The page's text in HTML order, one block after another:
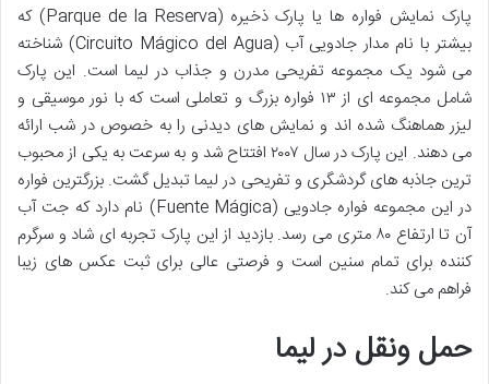
پارک نمایش فواره ها یا پارک ذخیره (Parque de la Reserva) که
بیشتر با نام مدار جادویی آب (Circuito Mágico del Agua) شناخته
می شود یک مجموعه تفریحی مدرن و جذاب در لیما است. این پارک
شامل مجموعه ای از ۱۳ فواره بزرگ و تعاملی است که با نور موسیقی و
لیزر هماهنگ شده اند و نمایش های دیدنی را به خصوص در شب ارائه
می دهند. این پارک در سال ۲۰۰۷ افتتاح شد و به سرعت به یکی از محبوب
ترین جاذبه های گردشگری و تفریحی در لیما تبدیل گشت. بزرگترین فواره
در این مجموعه فواره جادویی (Fuente Mágica) نام دارد که جت آب
آن تا ارتفاع ۸۰ متری می رسد. بازدید از این پارک تجربه ای شاد و سرگرم
کننده برای تمام سنین است و فرصتی عالی برای ثبت عکس های زیبا
فراهم می کند.
حمل ونقل در لیما